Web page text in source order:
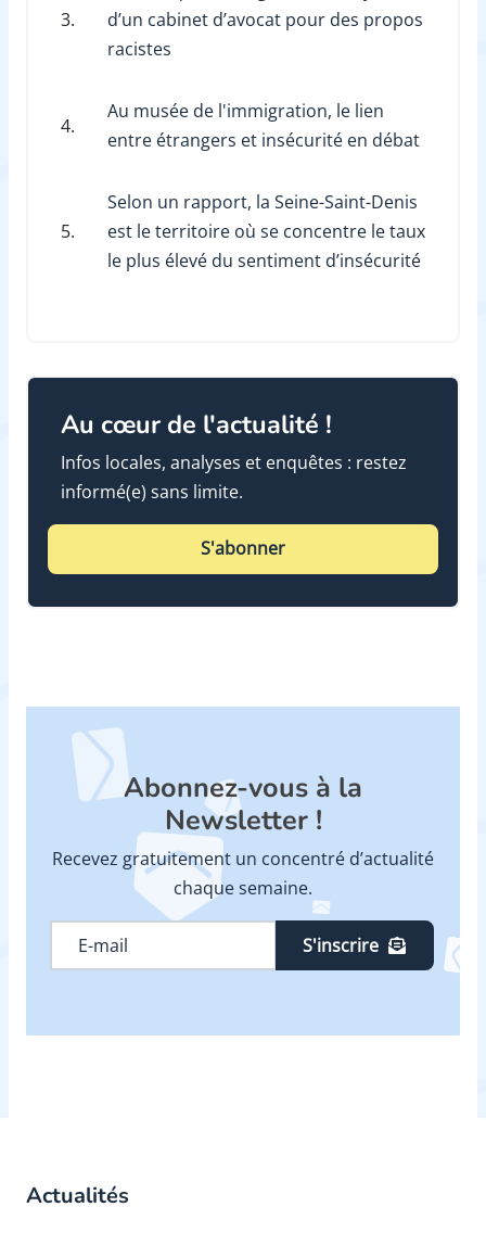
3.
d’un cabinet d’avocat pour des propos
racistes
4.
Au musée de l'immigration, le lien
entre étrangers et insécurité en débat
5.
Selon un rapport, la Seine-Saint-Denis
est le territoire où se concentre le taux
le plus élevé du sentiment d’insécurité
Au cœur de l'actualité !
Infos locales, analyses et enquêtes : restez
informé(e) sans limite.
S'abonner
Abonnez-vous à la
Newsletter !
Recevez gratuitement un concentré d’actualité
chaque semaine.
S'inscrire
Actualités